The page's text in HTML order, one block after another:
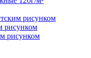
рисунком
рисунком
рисунком